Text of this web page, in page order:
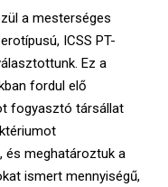
a mesterséges
ICSS PT-
Ez a
fordul elő
fogyasztó társállat
és meghatároztuk a
ismert mennyiségű,